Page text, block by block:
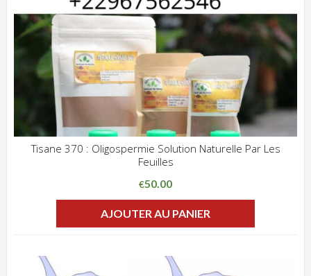
Tisane 370 : Oligospermie Solution Naturelle Par Les
Feuilles
€50.00
AJOUTER AU PANIER